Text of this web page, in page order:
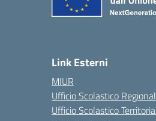
Link Esterni
MIUR
Ufficio Scolastico
Ufficio Scolastico